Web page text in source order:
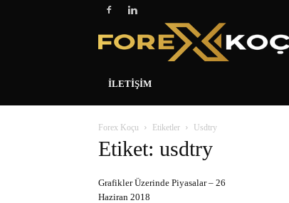
İLETIŞIM
Forex Koçu Etiketler Usdtry
Etiket: usdtry
Grafikler Üzerinde Piyasalar – 26
Haziran 2018